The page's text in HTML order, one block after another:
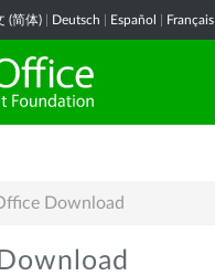
(简体) Deutsch Español Français
Download